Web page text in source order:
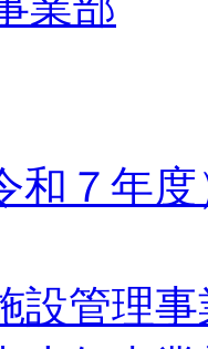
和７年度
設管理